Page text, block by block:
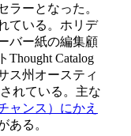
ラーとなった。
ている。ホリデ
バー紙の編集顧
Catalog
ス州オースティ
れている。主な
ャンス）にかえ
ある。